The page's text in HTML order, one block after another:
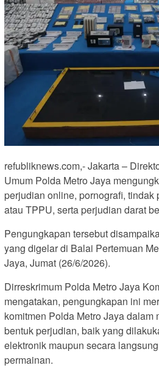
refubliknews.com,- Jakarta –
Umum Polda Metro Jaya
perjudian online, pornografi,
atau TPPU, serta perjudian darat
Pengungkapan tersebut
yang digelar di Balai Pertemuan
Jaya, Jumat (26/6/2026).
Dirreskrimum Polda Metro Jaya
mengatakan, pengungkapan ini
komitmen Polda Metro Jaya dalam
bentuk perjudian, baik yang
elektronik maupun secara
permainan.